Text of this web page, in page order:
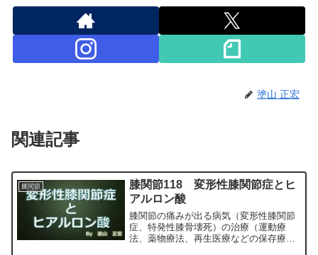
塗山 正宏
関連記事
膝関節
膝関節118 変形性膝関節症とヒ
アルロン酸
膝関節の痛みが出る病気（変形性膝関節
症、特発性膝骨壊死）の治療（運動療
法、薬物療法、再生医療などの保存療